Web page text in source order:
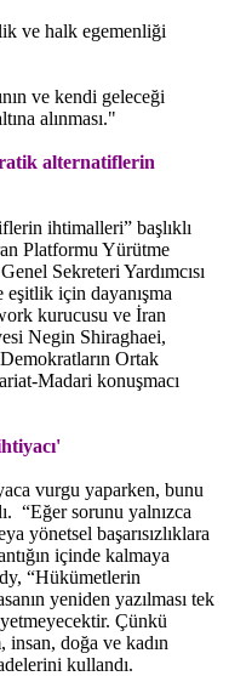
ve halk egemenliği
ve kendi geleceği
alınması."
alternatiflerin
ihtimalleri” başlıklı
Platformu Yürütme
Sekreteri Yardımcısı
için dayanışma
kurucusu ve İran
Negin Shiraghaei,
Ortak
Madari konuşmacı
vurgu yaparken, bunu
“Eğer sorunu yalnızca
yönetsel başarısızlıklara
içinde kalmaya
“Hükümetlerin
yeniden yazılması tek
Çünkü
doğa ve kadın
kullandı.